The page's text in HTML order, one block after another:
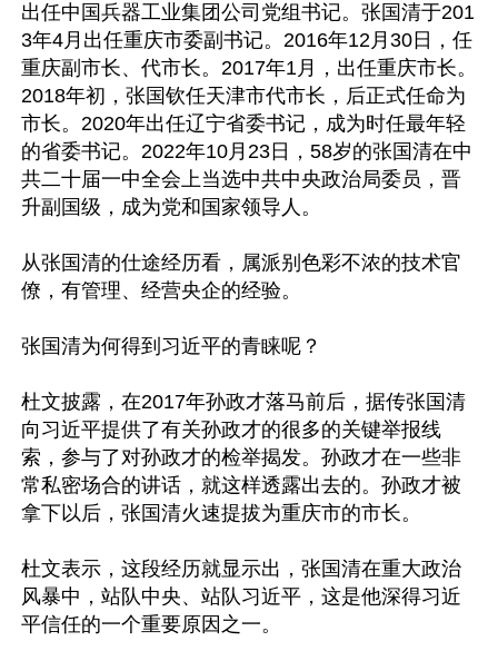
出任中国兵器工业集团公司党组书记。张国清于201
3年4月出任重庆市委副书记。2016年12月30日，任
重庆副市长、代市长。2017年1月，出任重庆市长。
2018年初，张国钦任天津市代市长，后正式任命为
市长。2020年出任辽宁省委书记，成为时任最年轻
的省委书记。2022年10月23日，58岁的张国清在中
共二十届一中全会上当选中共中央政治局委员，晋
升副国级，成为党和国家领导人。
从张国清的仕途经历看，属派别色彩不浓的技术官
僚，有管理、经营央企的经验。
张国清为何得到习近平的青睐呢？
杜文披露，在2017年孙政才落马前后，据传张国清
向习近平提供了有关孙政才的很多的关键举报线
索，参与了对孙政才的检举揭发。孙政才在一些非
常私密场合的讲话，就这样透露出去的。孙政才被
拿下以后，张国清火速提拔为重庆市的市长。
杜文表示，这段经历就显示出，张国清在重大政治
风暴中，站队中央、站队习近平，这是他深得习近
平信任的一个重要原因之一。